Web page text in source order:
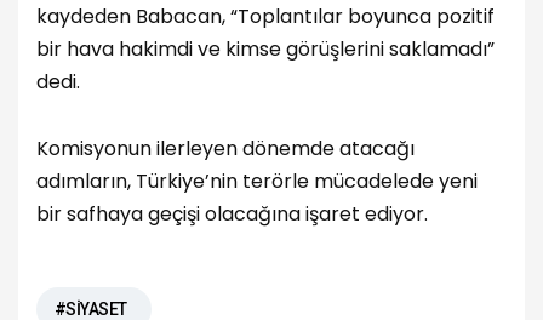
kaydeden Babacan, “Toplantılar boyunca pozitif
bir hava hakimdi ve kimse görüşlerini saklamadı”
dedi.
Komisyonun ilerleyen dönemde atacağı
adımların, Türkiye’nin terörle mücadelede yeni
bir safhaya geçişi olacağına işaret ediyor.
#SİYASET